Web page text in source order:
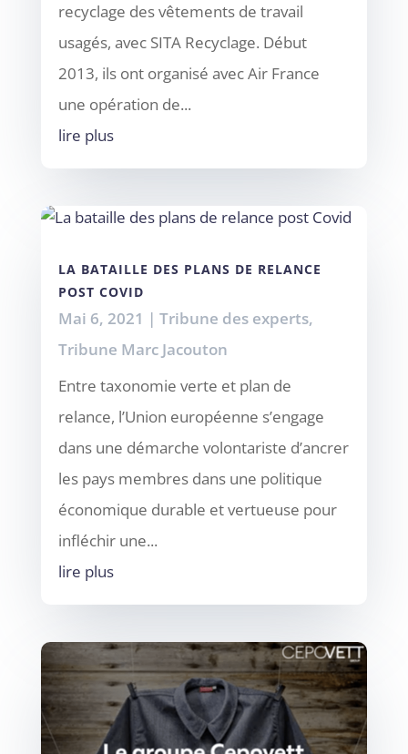
recyclage des vêtements de travail
usagés, avec SITA Recyclage. Début
2013, ils ont organisé avec Air France
une opération de...
lire plus
LA BATAILLE DES PLANS DE RELANCE
POST COVID
Mai 6, 2021 | Tribune des experts,
Tribune Marc Jacouton
Entre taxonomie verte et plan de
relance, l’Union européenne s’engage
dans une démarche volontariste d’ancrer
les pays membres dans une politique
économique durable et vertueuse pour
infléchir une...
lire plus